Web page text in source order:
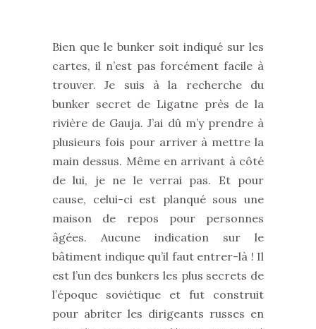
Bien que le bunker soit indiqué sur les
cartes, il n’est pas forcément facile à
trouver. Je suis à la recherche du
bunker secret de Ligatne près de la
rivière de Gauja. J’ai dû m’y prendre à
plusieurs fois pour arriver à mettre la
main dessus. Même en arrivant à côté
de lui, je ne le verrai pas. Et pour
cause, celui-ci est planqué sous une
maison de repos pour personnes
âgées. Aucune indication sur le
bâtiment indique qu’il faut entrer-là ! Il
est l’un des bunkers les plus secrets de
l’époque soviétique et fut construit
pour abriter les dirigeants russes en